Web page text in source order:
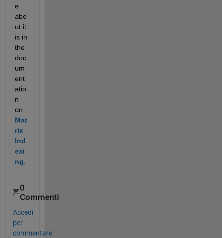
e
abo
ut it
is in
the
doc
um
ent
atio
n
on
Mat
rix
Ind
exi
ng
0
Commenti
Accedi
per
commentare.